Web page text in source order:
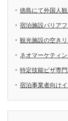
徳島にて外国人
宿泊施設バリア
観光施設の空き
ネオマーケティ
特定技能ビザ専
宿泊事業者向け